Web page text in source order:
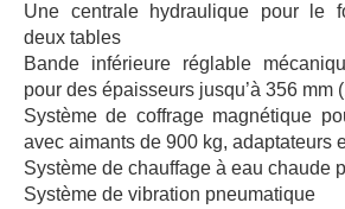
Une centrale hydraulique pour le
deux tables
Bande inférieure réglable
pour des épaisseurs jusqu’à 356 mm
Système de coffrage magnétique
avec aimants de 900 kg, adaptateurs
Système de chauffage à eau chaude
Système de vibration pneumatique